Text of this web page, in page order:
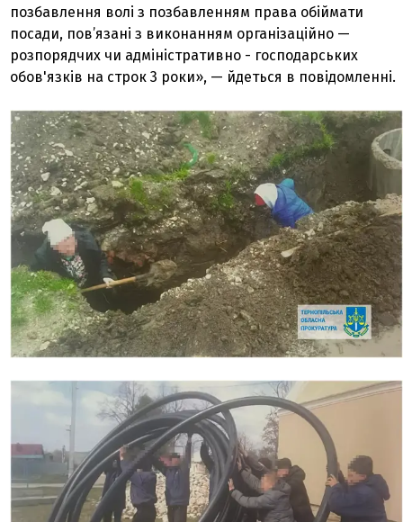
позбавлення волі з позбавленням права обіймати
посади, пов’язані з виконанням організаційно —
розпорядчих чи адміністративно - господарських
обов'язків на строк 3 роки», — йдеться в повідомленні.